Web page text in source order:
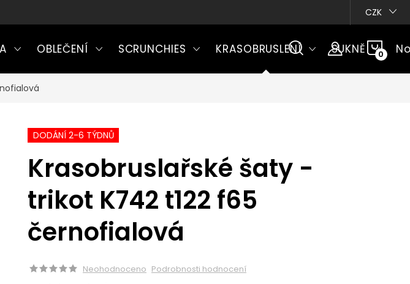
CZK
OBLEČENÍ SCRUNCHIES KRASOBRUSLENÍ SUKNĚ
DODÁNÍ 2-6 TÝDNŮ
Krasobruslařské šaty -
trikot K742 t122 f65
černofialová
Neohodnoceno Podrobnosti hodnocení